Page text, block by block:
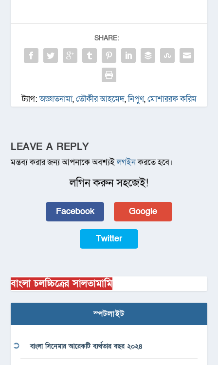
SHARE:
ট্যাগ:অজ্ঞাতনামা,তৌকীর আহমেদ,নিপুণ,মোশাররফ করিম
LEAVE A REPLY
মন্তব্য করার জন্য আপনাকে অবশ্যইলগইনকরতে হবে।
লগিন করুন সহজেই!
Facebook Google
Twitter
বাংলা চলচ্চিত্রের সালতামামি
স্পটলাইট
বাংলা সিনেমার আরেকটি ব্যর্থতার বছর ২০২৪